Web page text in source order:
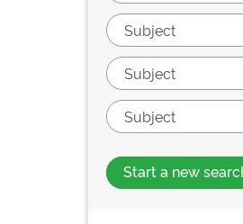
Start a new